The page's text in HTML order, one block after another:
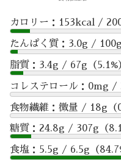
カロリー：153kcal /
たんぱく質：3.0g / 100g
脂質：3.4g / 67g（5.1%
コレステロール：0mg /
食物繊維：微量 / 18g（
糖質：24.8g / 307g（
食塩：5.5g / 6.5g（